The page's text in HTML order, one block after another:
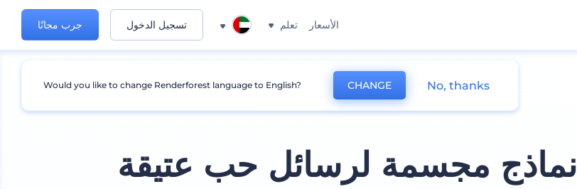
الأسعار تعلم تسجيل الدخول جرب مجانًا
نماذج مجسمة لرسائل حب عتيقة
Would you like to change Renderforest language to English? CHANGE No, thanks